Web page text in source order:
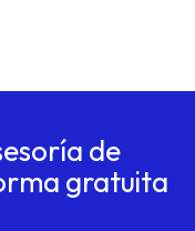
de
gratuita